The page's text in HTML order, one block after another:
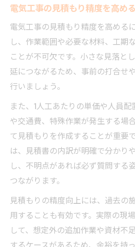
電気工事の見積もり精度を高め
電気工事の見積もり精度を高める
し、作業範囲や必要な材料、工期
ことが不可欠です。小さな見落と
延につながるため、事前の打合せ
行いましょう。
また、1人工あたりの単価や人員
や交通費、特殊作業が発生する場
て見積もりを作成することが重要
は、見積書の内訳が明確で分かり
し、不明点があれば必ず質問する
つながります。
見積もりの精度向上には、過去の
用することも有効です。実際の現
して、想定外の追加作業や資材不
するケースがあるため、余裕を持